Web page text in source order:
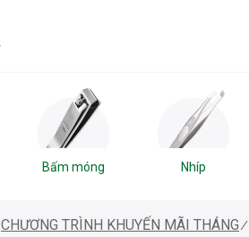
Bấm móng Nhíp
CHƯƠNG TRÌNH KHUYẾN MÃI THÁNG